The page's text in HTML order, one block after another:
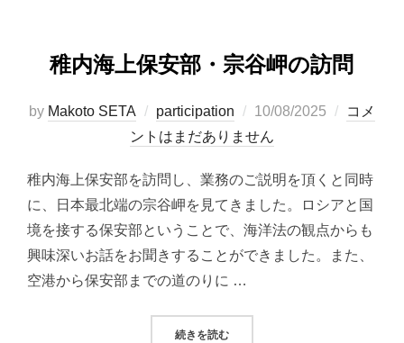
稚内海上保安部・宗谷岬の訪問
by Makoto SETA participation
投
稿
10/08/2025
コメ
ントはまだありません
稚内海上保安部を訪問し、業務のご説明を頂くと同時
に、日本最北端の宗谷岬を見てきました。ロシアと国
境を接する保安部ということで、海洋法の観点からも
興味深いお話をお聞きすることができました。また、
空港から保安部までの道のりに …
続きを読む“稚内海上保安部・宗谷岬の訪問”